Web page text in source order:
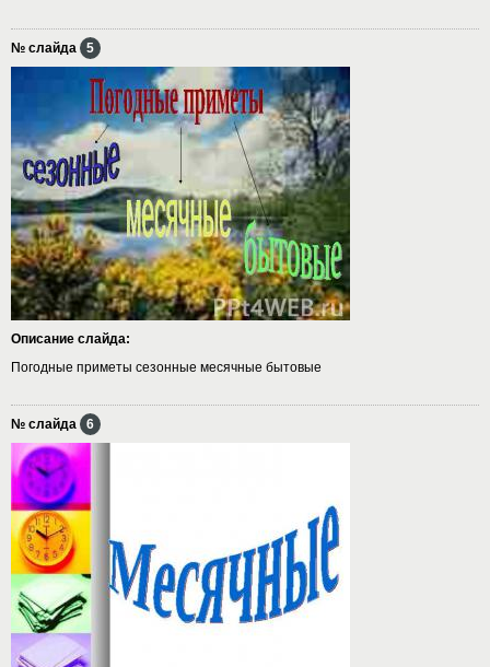
№ слайда 5
Описание слайда:
Погодные приметы сезонные месячные бытовые
№ слайда 6